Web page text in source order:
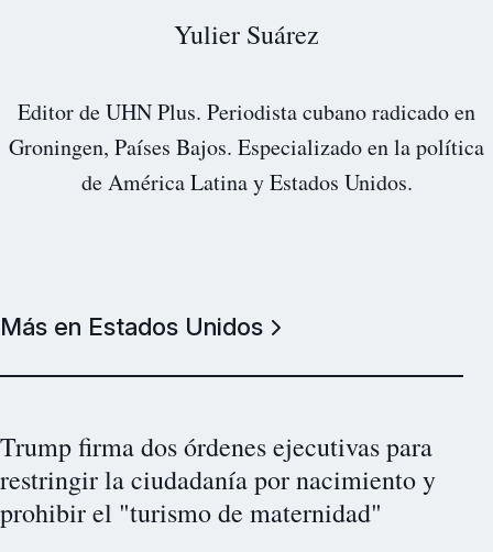
Yulier Suárez
Editor de UHN Plus. Periodista cubano radicado en
Groningen, Países Bajos. Especializado en la política
de América Latina y Estados Unidos.
Más en Estados Unidos
Trump firma dos órdenes ejecutivas para
restringir la ciudadanía por nacimiento y
prohibir el "turismo de maternidad"